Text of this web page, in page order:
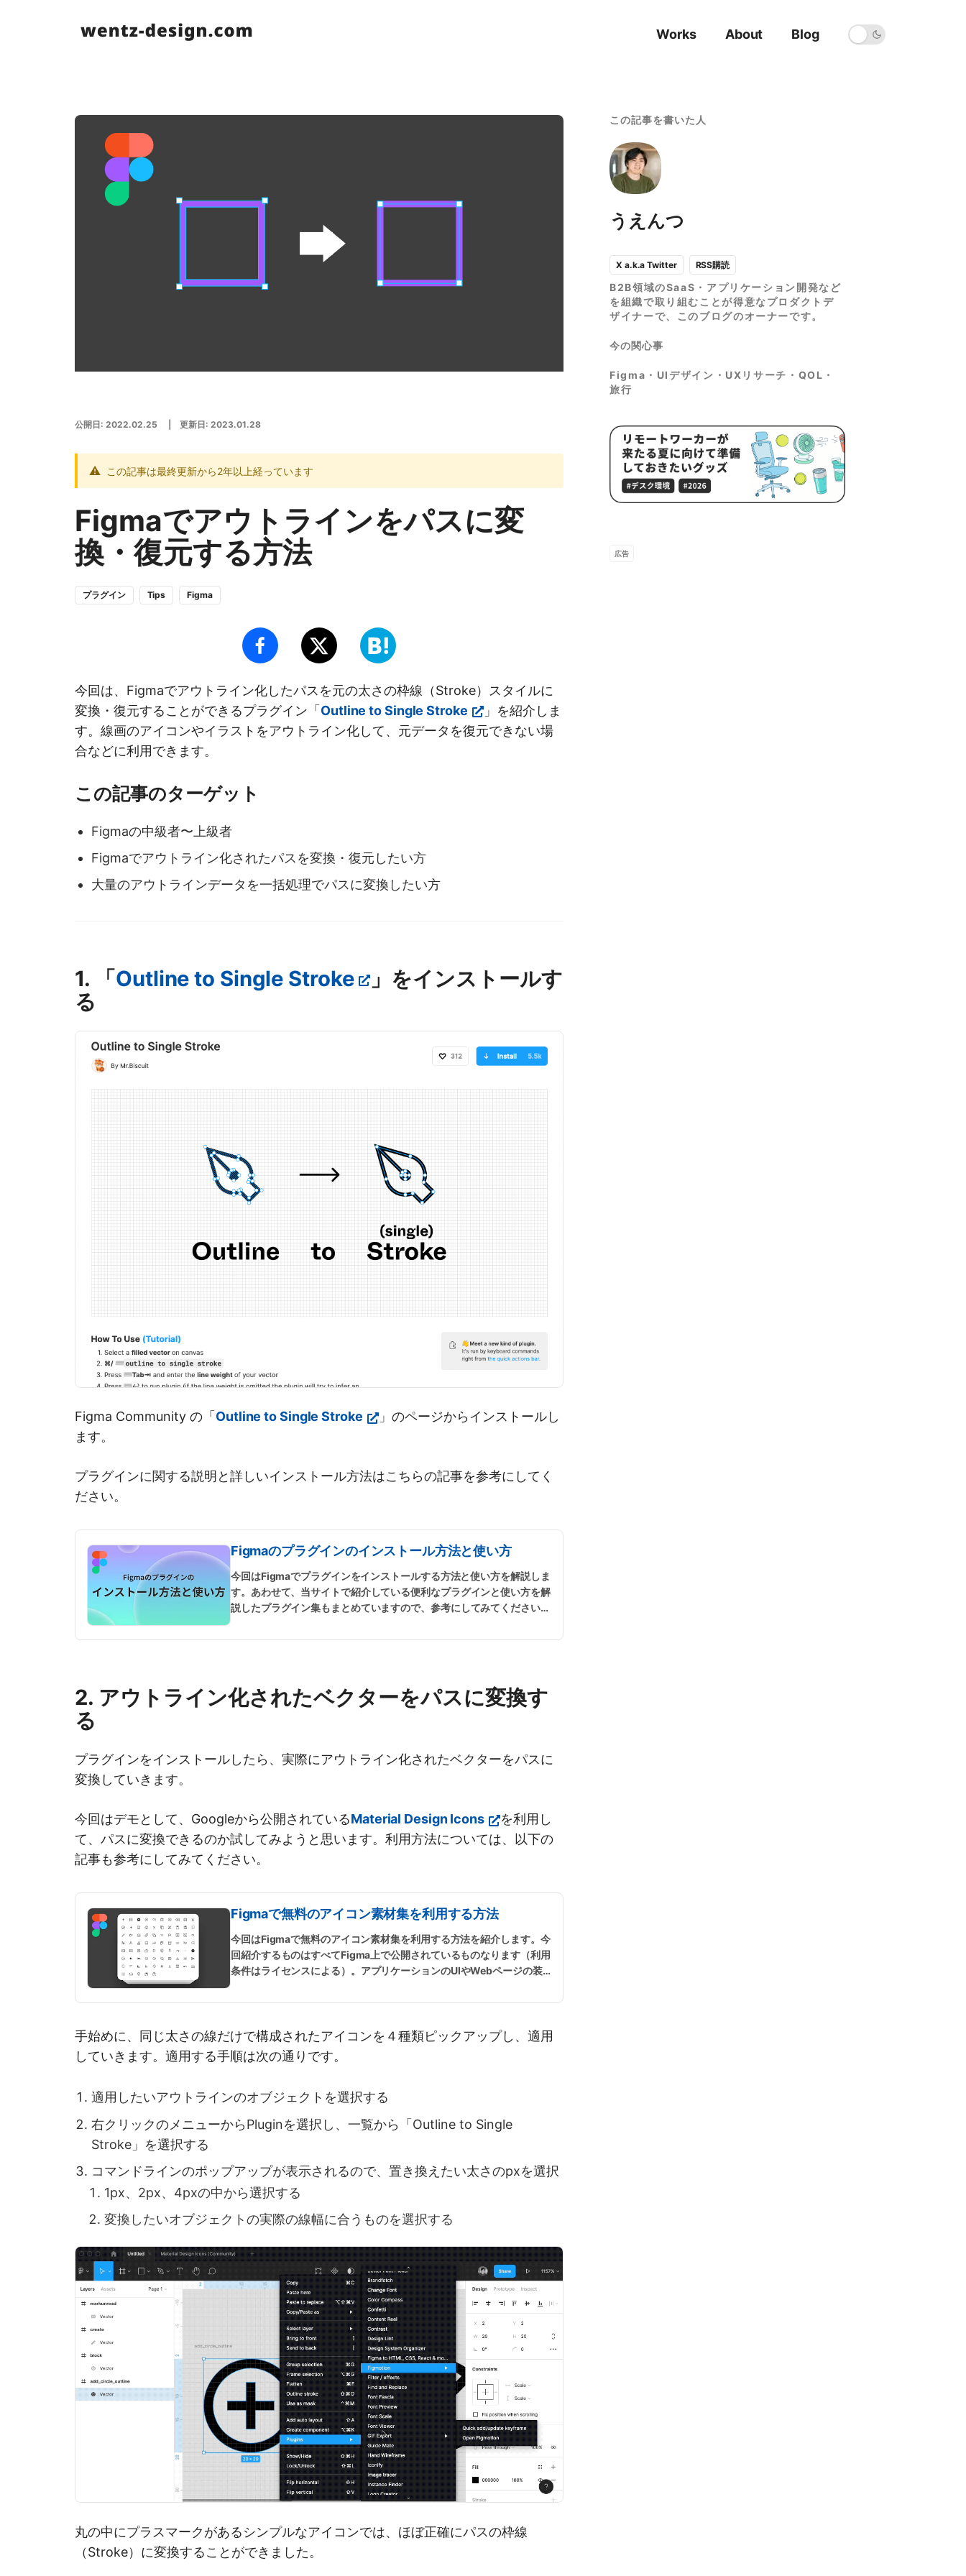
Works About Blog
公開日: 2022.02.25 | 更新日: 2023.01.28
この記事は最終更新から2年以上経っています
Figmaでアウトラインをパスに変
換・復元する方法
プラグイン Tips Figma
今回は、Figmaでアウトライン化したパスを元の太さの枠線（Stroke）スタイルに
変換・復元することができるプラグイン「 Outline to Single Stroke
」を紹介しま
す。線画のアイコンやイラストをアウトライン化して、元データを復元できない場
合などに利用できます。
この記事のターゲット
Figmaの中級者〜上級者
Figmaでアウトライン化されたパスを変換・復元したい方
大量のアウトラインデータを一括処理でパスに変換したい方
1. 「Outline to Single Stroke
」をインストールす
る
Figma Community の「 Outline to Single Stroke
」のページからインストールし
ます。
プラグインに関する説明と詳しいインストール方法はこちらの記事を参考にしてく
ださい。
Figmaのプラグインのインストール方法と使い方
今回はFigmaでプラグインをインストールする方法と使い方を解説しま
す。あわせて、当サイトで紹介している便利なプラグインと使い方を解
説したプラグイン集もまとめていますので、参考にしてみてください。
2. アウトライン化されたベクターをパスに変換す
る
プラグインをインストールしたら、実際にアウトライン化されたベクターをパスに
変換していきます。
今回はデモとして、Googleから公開されているMaterial Design Icons
を利用し
て、パスに変換できるのか試してみようと思います。利用方法については、以下の
記事も参考にしてみてください。
Figmaで無料のアイコン素材集を利用する方法
今回はFigmaで無料のアイコン素材集を利用する方法を紹介します。今
回紹介するものはすべてFigma上で公開されているものなります（利用
条件はライセンスによる）。アプリケーションのUIやWebページの装
ください。...続きを読む
手始めに、同じ太さの線だけで構成されたアイコンを４種類ピックアップし、適用
していきます。適用する手順は次の通りです。
適用したいアウトラインのオブジェクトを選択する
右クリックのメニューからPluginを選択し、一覧から「Outline to Single
Stroke」を選択する
コマンドラインのポップアップが表示されるので、置き換えたい太さのpxを選択
1px、2px、4pxの中から選択する
変換したいオブジェクトの実際の線幅に合うものを選択する
丸の中にプラスマークがあるシンプルなアイコンでは、ほぼ正確にパスの枠線
（Stroke）に変換することができました。
この記事を書いた人
うえんつ
X a.k.a Twitter RSS購読
B2B領域のSaaS・アプリケーション開発など
を組織で取り組むことが得意なプロダクトデ
ザイナーで、このブログのオーナーです。
今の関心事
Figma・UIデザイン・UXリサーチ・QOL・
旅行
広告